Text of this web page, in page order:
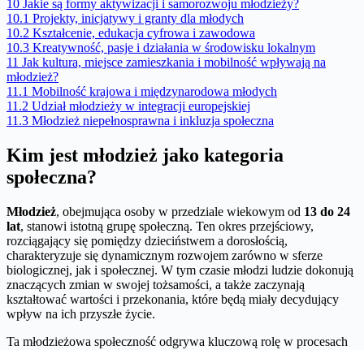
10 Jakie są formy aktywizacji i samorozwoju młodzieży?
10.1 Projekty, inicjatywy i granty dla młodych
10.2 Kształcenie, edukacja cyfrowa i zawodowa
10.3 Kreatywność, pasje i działania w środowisku lokalnym
11 Jak kultura, miejsce zamieszkania i mobilność wpływają na
młodzież?
11.1 Mobilność krajowa i międzynarodowa młodych
11.2 Udział młodzieży w integracji europejskiej
11.3 Młodzież niepełnosprawna i inkluzja społeczna
Kim jest młodzież jako kategoria
społeczna?
Młodzież, obejmująca osoby w przedziale wiekowym od 13 do 24
lat, stanowi istotną grupę społeczną. Ten okres przejściowy,
rozciągający się pomiędzy dzieciństwem a dorosłością,
charakteryzuje się dynamicznym rozwojem zarówno w sferze
biologicznej, jak i społecznej. W tym czasie młodzi ludzie dokonują
znaczących zmian w swojej tożsamości, a także zaczynają
kształtować wartości i przekonania, które będą miały decydujący
wpływ na ich przyszłe życie.
Ta młodzieżowa społeczność odgrywa kluczową rolę w procesach